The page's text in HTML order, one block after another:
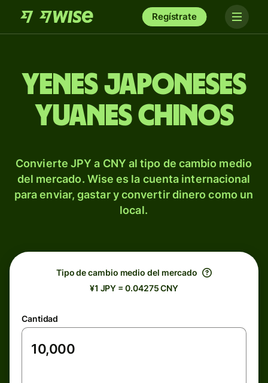
Regístrate
Yenes japoneses
yuanes chinos
Convierte JPY a CNY al tipo de cambio medio
del mercado. Wise es la cuenta internacional
para enviar, gastar y convertir dinero como un
local.
Tipo de cambio medio del mercado
¥1 JPY = 0.04275 CNY
Cantidad